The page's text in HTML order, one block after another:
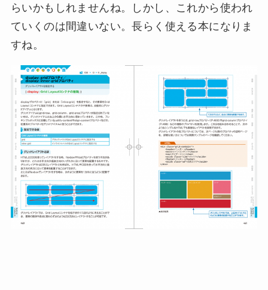
らいかもしれませんね。しかし、これから使われ
ていくのは間違いない。長らく使える本になりま
すね。